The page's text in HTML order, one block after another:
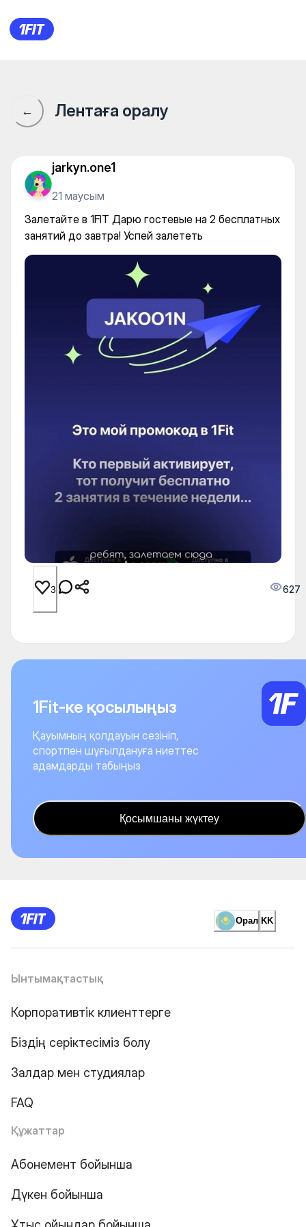
Залетайте в 1FIT Дарю
← Лентаға оралу
jarkyn.one1
21 маусым
Залетайте в 1FIT Дарю гостевые на 2 бесплатных
занятий до завтра! Успей залететь
3 627
1Fit-ке қосылыңыз
Қауымның қолдауын сезініп,
спортпен шұғылдануға ниеттес
адамдарды табыңыз
Қосымшаны жүктеу
Орал KK
Ынтымақтастық
Корпоративтік клиенттерге
Біздің серіктесіміз болу
Залдар мен студиялар
FAQ
Құжаттар
Абонемент бойынша
Дүкен бойынша